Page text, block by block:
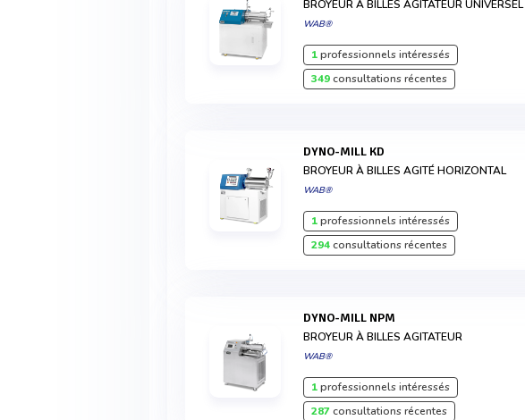
BROYEUR À BILLES AGITATEUR UNIVERSEL
WAB®
1professionnels intéressés
349consultations récentes
DYNO-MILL KD
BROYEUR À BILLES AGITÉ HORIZONTAL
WAB®
1professionnels intéressés
294consultations récentes
DYNO-MILL NPM
BROYEUR À BILLES AGITATEUR
WAB®
1professionnels intéressés
287consultations récentes